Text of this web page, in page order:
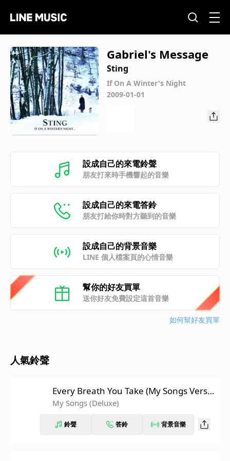
Gabriel's Message
Sting
If On A Winter's Night
2009-01-01
設成自己的來電鈴聲
朋友打來時手機響起的音樂
設成自己的來電答鈴
朋友打給你時對方聽到的音樂
設成自己的背景音樂
LINE 個人檔案頁的心情音樂
幫你的好友買單
送你好友免費設定這首音樂
如何幫好友買單
人氣鈴聲
Every Breath You Take (My Songs Versio
n)
My Songs (Deluxe)
鈴聲 答鈴 背景音樂